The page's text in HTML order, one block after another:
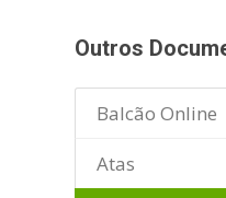
Outros
Balcão Online
Atas